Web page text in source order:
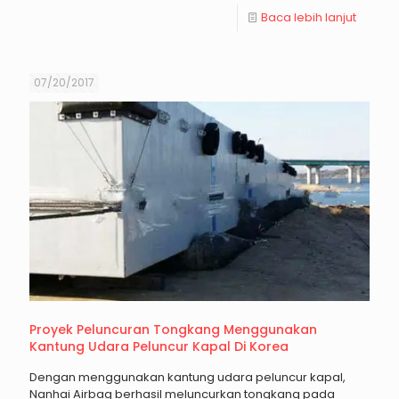
Baca lebih lanjut
07/20/2017
Proyek Peluncuran Tongkang Menggunakan
Kantung Udara Peluncur Kapal Di Korea
Dengan menggunakan kantung udara peluncur kapal,
Nanhai Airbag berhasil meluncurkan tongkang pada